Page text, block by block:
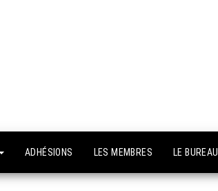
ADHÉSIONS LES MEMBRES LE BUREAU